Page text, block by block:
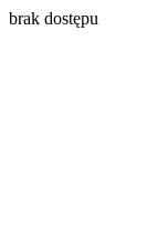
brak dostępu